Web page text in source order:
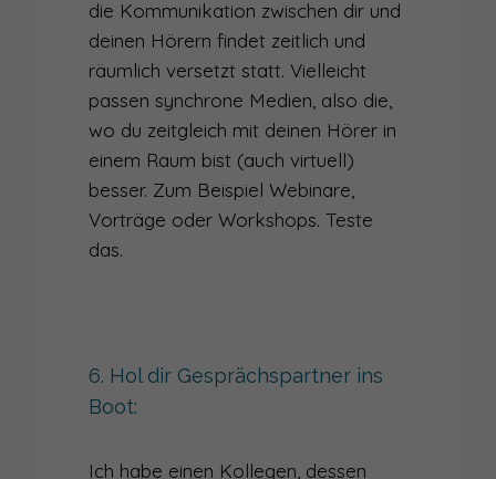
die Kommunikation zwischen dir und
deinen Hörern findet zeitlich und
räumlich versetzt statt. Vielleicht
passen synchrone Medien, also die,
wo du zeitgleich mit deinen Hörer in
einem Raum bist (auch virtuell)
besser. Zum Beispiel Webinare,
Vorträge oder Workshops. Teste
das.
6. Hol dir Gesprächspartner ins
Boot:
Ich habe einen Kollegen, dessen